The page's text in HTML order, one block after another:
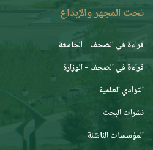
تحت المجهر والإبداع
قراءة في الصحف - الجامعة
قراءة في الصحف - الوزارة
النوادي العلمية
نشرات البحث
المؤسسات الناشئة